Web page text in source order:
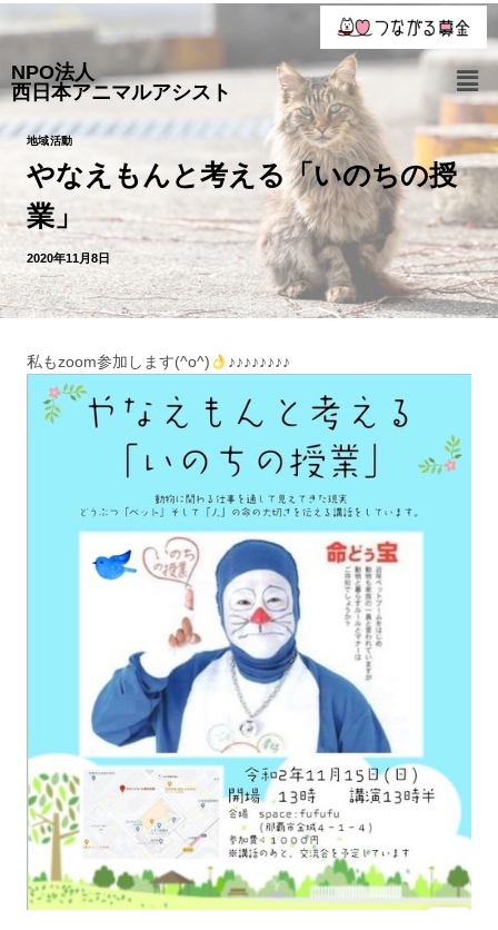
NPO法人
西日本アニマルアシスト
地域活動
やなえもんと考える「いのちの授
業」
2020年11月8日
私もzoom参加します(^o^) ♪♪♪♪♪♪♪♪